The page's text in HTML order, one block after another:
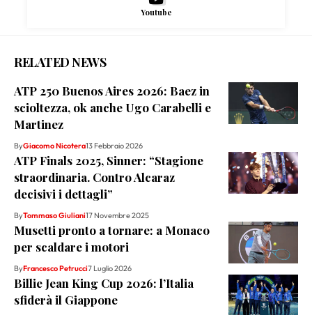
Youtube
RELATED NEWS
ATP 250 Buenos Aires 2026: Baez in
scioltezza, ok anche Ugo Carabelli e
Martinez
ByGiacomo Nicotera13 Febbraio 2026
ATP Finals 2025, Sinner: “Stagione
straordinaria. Contro Alcaraz
decisivi i dettagli”
ByTommaso Giuliani17 Novembre 2025
Musetti pronto a tornare: a Monaco
per scaldare i motori
ByFrancesco Petrucci7 Luglio 2026
Billie Jean King Cup 2026: l’Italia
sfiderà il Giappone